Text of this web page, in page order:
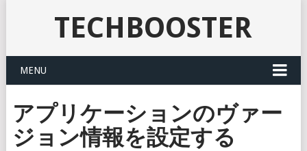
TECHBOOSTER
MENU
アプリケーションのヴァー
ジョン情報を設定する